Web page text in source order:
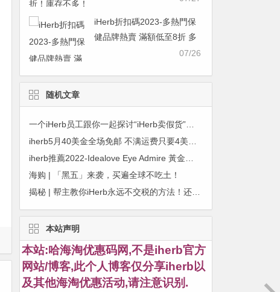
iHerb折扣碼2023-多熱門保
健品牌熱賣 滿額低至8折 多
07/26
随机文章
一个iHerb员工跟你一起探讨“iHerb卖假货”的真相
海购 | 「黑五」来袭，买遍全球不吃土！
揭秘 | 帮主教你iHerb永远不交税的方法！还包邮哦！
本站声明
本站:哈海淘优惠码网,不是iherb官方
网站/博客,此个人博客仅分享iherb以
及其他海淘优惠活动,请注意识别.